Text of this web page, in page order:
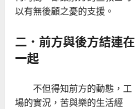
以有無後顧之憂的支援。
二．前方與後方結連在
一起
不但得知前方的動態，工
場的實況，苦與樂的生活經